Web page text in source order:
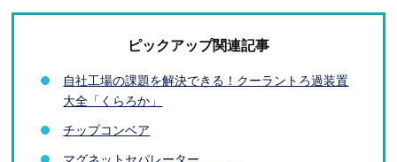
ピックアップ関連記事
自社工場の課題を解決できる！クーラントろ過装置
大全「くらろか」
チップコンベア
マグネットセパレーター